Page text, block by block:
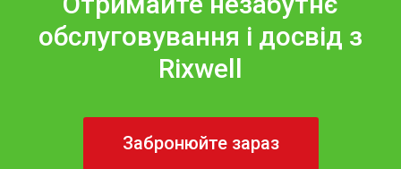
обслуговування і досвід з
Rixwell
Забронюйте зараз